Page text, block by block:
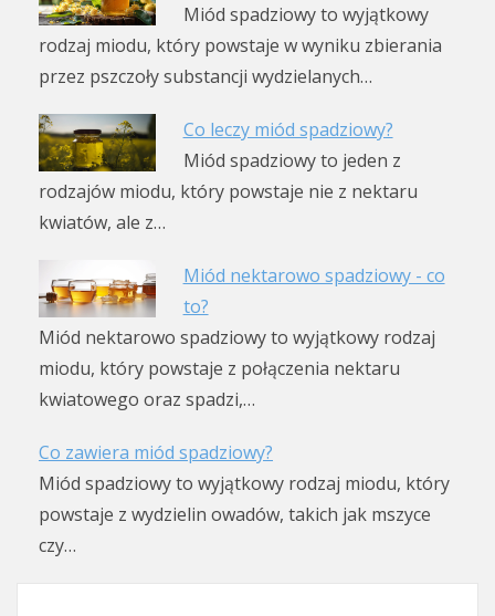
Miód spadziowy to wyjątkowy
rodzaj miodu, który powstaje w wyniku zbierania
przez pszczoły substancji wydzielanych…
Co leczy miód spadziowy?
Miód spadziowy to jeden z
rodzajów miodu, który powstaje nie z nektaru
kwiatów, ale z…
Miód nektarowo spadziowy - co
to?
Miód nektarowo spadziowy to wyjątkowy rodzaj
miodu, który powstaje z połączenia nektaru
kwiatowego oraz spadzi,…
Co zawiera miód spadziowy?
Miód spadziowy to wyjątkowy rodzaj miodu, który
powstaje z wydzielin owadów, takich jak mszyce
czy…